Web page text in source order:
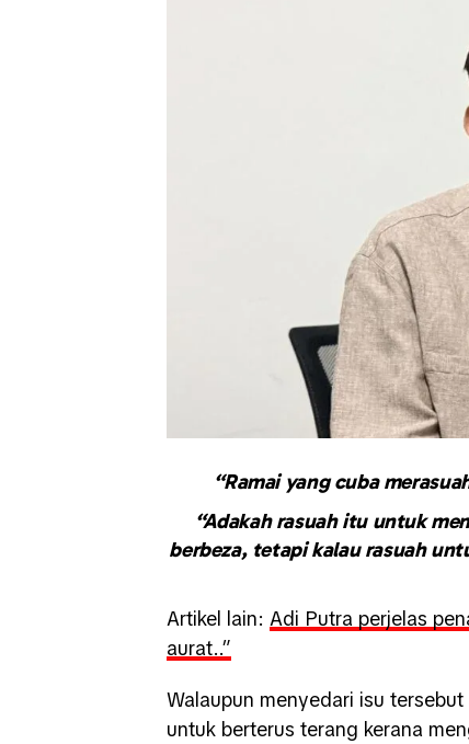
“Ramai yang cuba
“Adakah rasuah itu untuk
berbeza, tetapi kalau rasuah
Artikel lain: Adi Putra perjelas
aurat..”
Walaupun menyedari isu
untuk berterus terang kerana